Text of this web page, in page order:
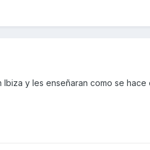
y les enseñaran como se